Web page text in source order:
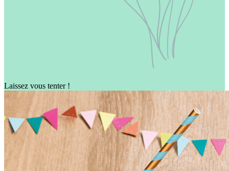
Laissez vous tenter !